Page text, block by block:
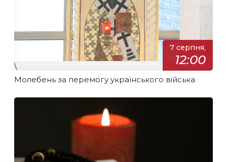
7 серпня,
12:00
\
Молебень за перемогу українського війська